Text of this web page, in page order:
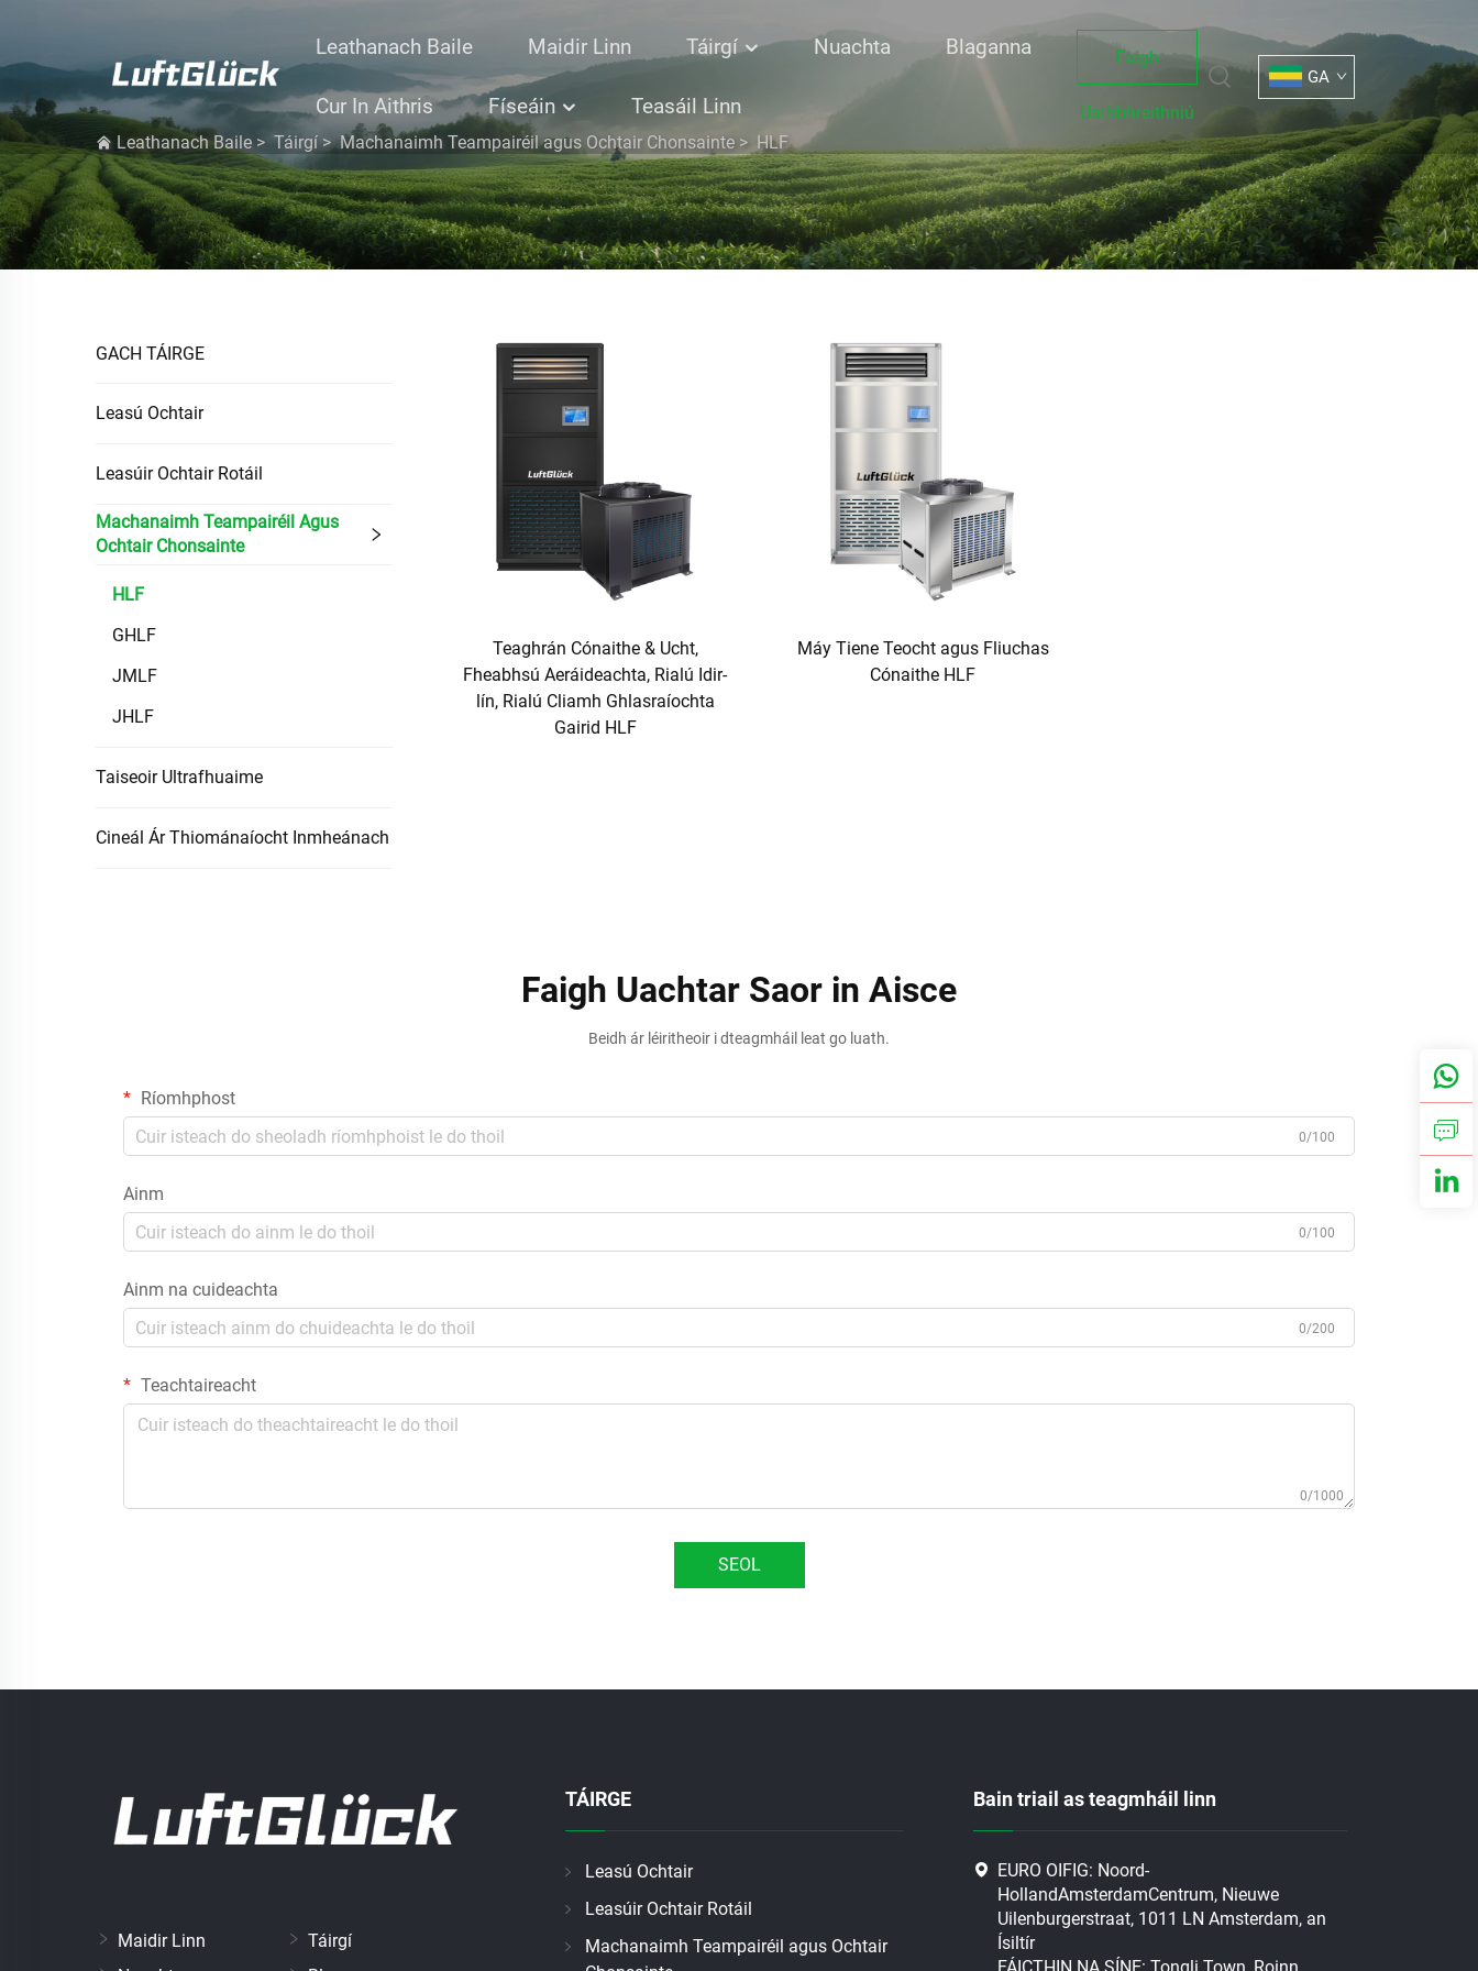
Leathanach Baile Maidir Linn Táirgí Nuachta Blaganna
Cur In Aithris Físeáin Teasáil Linn
Faigh
Uathbhreithniú
GA
Leathanach Baile > Táirgí>Machanaimh Teampairéil agus Ochtair Chonsainte > HLF
GACH TÁIRGE
Leasú Ochtair
Leasúir Ochtair Rotáil
Machanaimh Teampairéil Agus
Ochtair Chonsainte
HLF
GHLF
JMLF
JHLF
Taiseoir Ultrafhuaime
Cineál Ár Thiománaíocht Inmheánach
Teaghrán Cónaithe & Ucht,
Fheabhsú Aeráideachta, Rialú Idir-
lín, Rialú Cliamh Ghlasraíochta
Gairid HLF
Máy Tiene Teocht agus Fliuchas
Cónaithe HLF
Faigh Uachtar Saor in Aisce
Beidh ár léiritheoir i dteagmháil leat go luath.
Ríomhphost
0/100
Ainm
0/100
Ainm na cuideachta
0/200
Teachtaireacht
0/1000
SEOL
Maidir Linn
Táirgí
TÁIRGE
Leasú Ochtair
Leasúir Ochtair Rotáil
Machanaimh Teampairéil agus Ochtair
Bain triail as teagmháil linn
EURO OIFIG: Noord-
HollandAmsterdamCentrum, Nieuwe
Uilenburgerstraat, 1011 LN Amsterdam, an
Ísiltír